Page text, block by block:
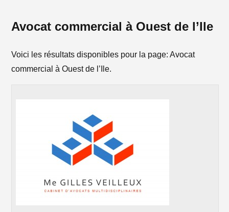
Avocat commercial à Ouest de l’Ile
Voici les résultats disponibles pour la page: Avocat
commercial à Ouest de l’Ile.